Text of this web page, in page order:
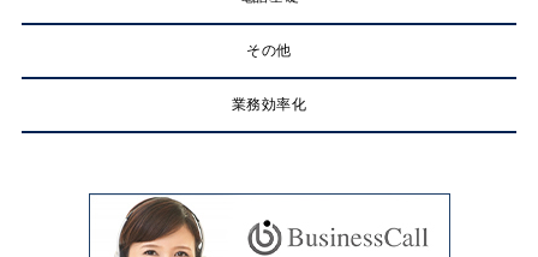
その他
業務効率化